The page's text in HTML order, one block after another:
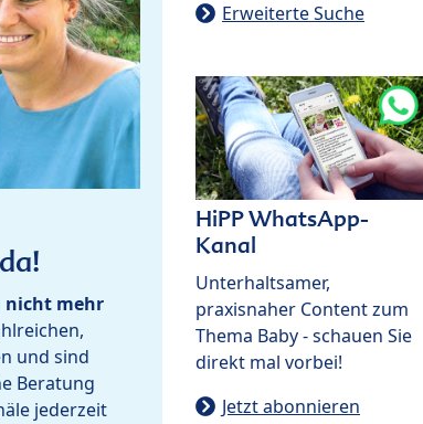
nicht mehr
und sind
Beratung
jederzeit
Erweiterte Suche
HiPP WhatsApp-
Kanal
Unterhaltsamer,
praxisnaher Content zum
Thema Baby - schauen Sie
direkt mal vorbei!
Jetzt abonnieren